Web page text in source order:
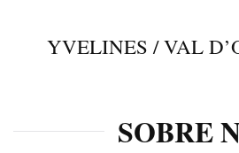
YVELINES / VAL
SOBRE